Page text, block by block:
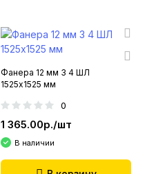
Фанера 12 мм 3 4 ШЛ
1525х1525 мм
0
1 365.00р./шт
В наличии